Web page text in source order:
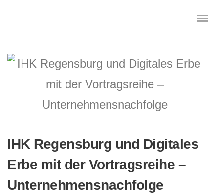
Das digitale Testament
Internetsuche
Wie regeln Sie ihren digitalen Nachlass
IHK Regensburg und Digitales
Erbe mit der Vortragsreihe –
Unternehmensnachfolge